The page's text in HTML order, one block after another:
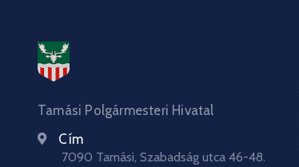
Tamási Polgármesteri Hivatal
Cím
7090 Tamási, Szabadság utca 46-48.